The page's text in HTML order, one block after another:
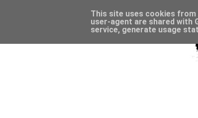
This site uses cookies from
user-agent are shared with
service, generate usage